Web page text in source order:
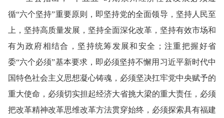
循“六个坚持”重要原则，即坚持党的全面领导，坚持人民至
上，坚持高质量发展，坚持全面深化改革，坚持有效市场和
有为政府相结合，坚持统筹发展和安全；注重把握好省
委“六个必须”基本要求，即必须坚持不懈用习近平新时代中
国特色社会主义思想凝心铸魂，必须坚决扛牢党中央赋予的
重大使命，必须切实担起经济大省挑大梁的重大责任，必须
把改革精神改革思维改革方法贯穿始终，必须探索具有福建